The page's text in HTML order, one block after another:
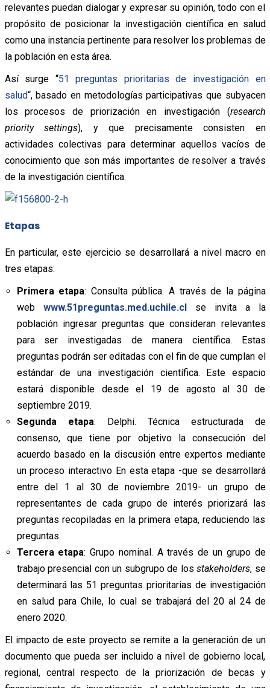
relevantes puedan dialogar y expresar su opinión, todo con el
propósito de posicionar la investigación científica en salud
como una instancia pertinente para resolver los problemas de
la población en esta área.
Así surge “51 preguntas prioritarias de investigación en
salud“, basado en metodologías participativas que subyacen
los procesos de priorización en investigación (research
priority settings), y que precisamente consisten en
actividades colectivas para determinar aquellos vacíos de
conocimiento que son más importantes de resolver a través
de la investigación científica.
Etapas
En particular, este ejercicio se desarrollará a nivel macro en
tres etapas:
Primera etapa: Consulta pública. A través de la página
web www.51preguntas.med.uchile.cl se invita a la
población ingresar preguntas que consideran relevantes
para ser investigadas de manera científica. Estas
preguntas podrán ser editadas con el fin de que cumplan el
estándar de una investigación científica. Este espacio
estará disponible desde el 19 de agosto al 30 de
septiembre 2019.
Segunda etapa: Delphi. Técnica estructurada de
consenso, que tiene por objetivo la consecución del
acuerdo basado en la discusión entre expertos mediante
un proceso interactivo En esta etapa -que se desarrollará
entre del 1 al 30 de noviembre 2019- un grupo de
representantes de cada grupo de interés priorizará las
preguntas recopiladas en la primera etapa, reduciendo las
preguntas.
Tercera etapa: Grupo nominal. A través de un grupo de
trabajo presencial con un subgrupo de los stakeholders, se
determinará las 51 preguntas prioritarias de investigación
en salud para Chile, lo cual se trabajará del 20 al 24 de
enero 2020.
El impacto de este proyecto se remite a la generación de un
documento que pueda ser incluido a nivel de gobierno local,
regional, central respecto de la priorización de becas y